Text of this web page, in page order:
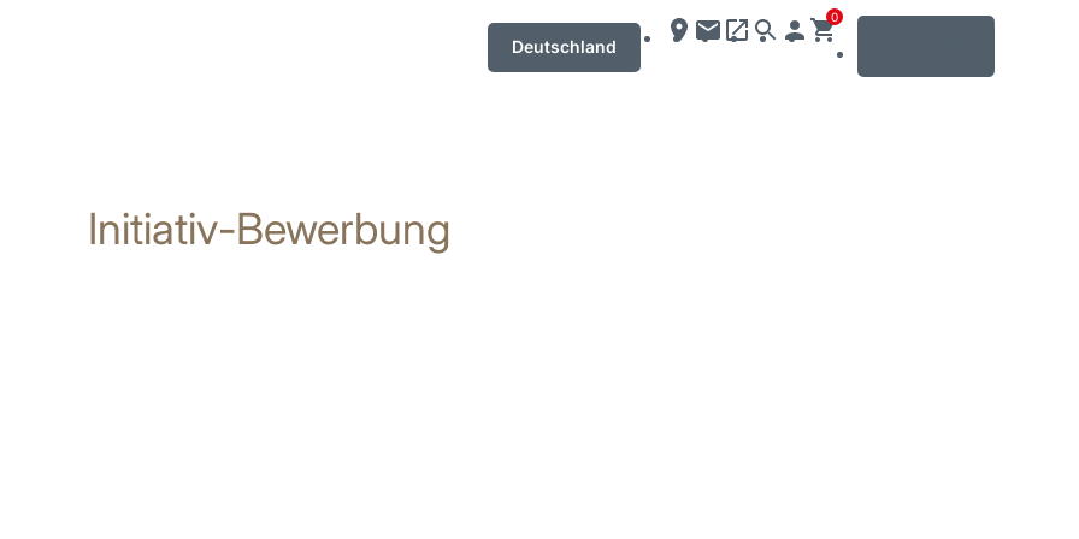
Deutschland
0
Initiativ-Bewerbung